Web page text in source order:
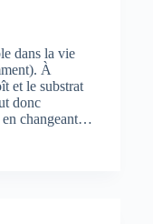
dans la vie
À
et le substrat
donc
en changeant…